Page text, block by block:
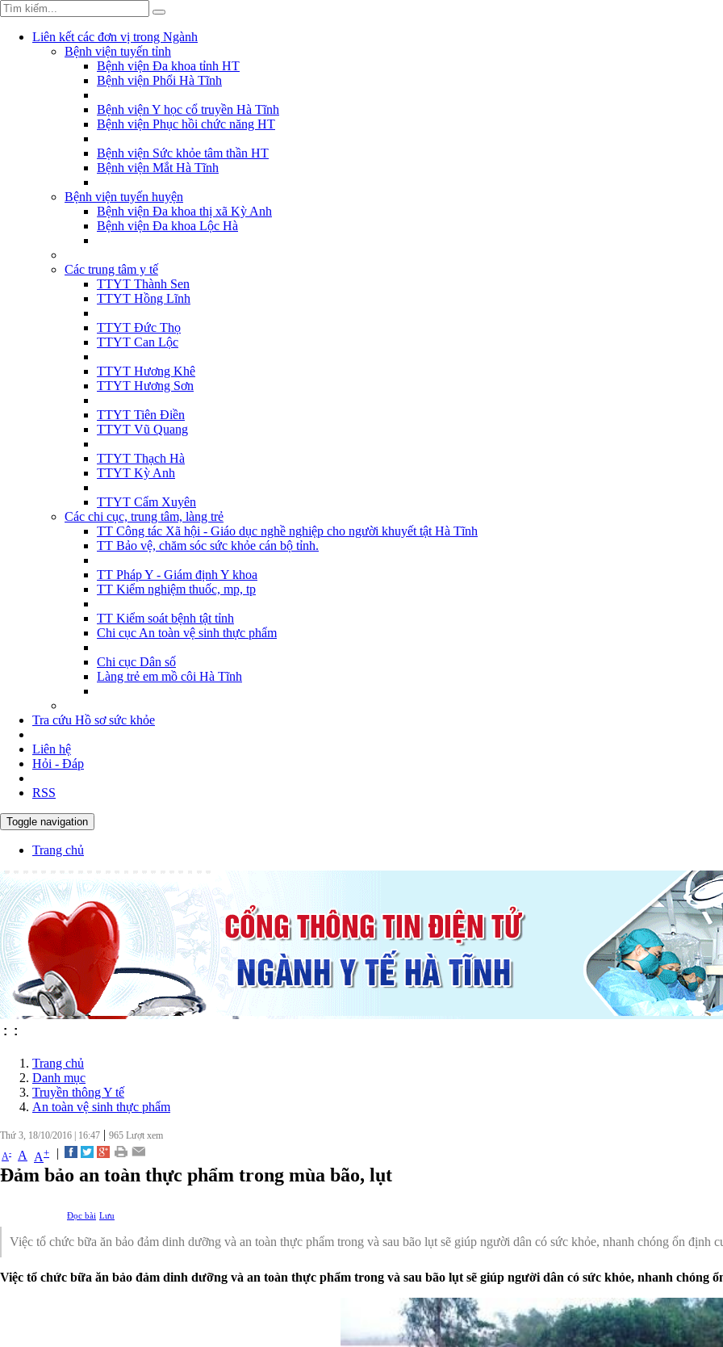
Liên kết các đơn vị trong Ngành
Bệnh viện tuyến tỉnh
Bệnh viện Đa khoa tỉnh HT
Bệnh viện Phổi Hà Tĩnh
Bệnh viện Y học cổ truyền Hà Tĩnh
Bệnh viện Phục hồi chức năng HT
Bệnh viện Sức khỏe tâm thần HT
Bệnh viện Mắt Hà Tĩnh
Bệnh viện tuyến huyện
Bệnh viện Đa khoa thị xã Kỳ Anh
Bệnh viện Đa khoa Lộc Hà
Các trung tâm y tế
TTYT Thành Sen
TTYT Hồng Lĩnh
TTYT Đức Thọ
TTYT Can Lộc
TTYT Hương Khê
TTYT Hương Sơn
TTYT Tiên Điền
TTYT Vũ Quang
TTYT Thạch Hà
TTYT Kỳ Anh
TTYT Cẩm Xuyên
Các chi cục, trung tâm, làng trẻ
TT Công tác Xã hội - Giáo dục nghề nghiệp cho người khuyết tật Hà Tĩnh
TT Bảo vệ, chăm sóc sức khỏe cán bộ tỉnh.
TT Pháp Y - Giám định Y khoa
TT Kiểm nghiệm thuốc, mp, tp
TT Kiểm soát bệnh tật tỉnh
Chi cục An toàn vệ sinh thực phẩm
Chi cục Dân số
Làng trẻ em mồ côi Hà Tĩnh
Tra cứu Hồ sơ sức khỏe
Liên hệ
Hỏi - Đáp
RSS
Toggle navigation
Trang chủ
: :
Trang chủ
Danh mục
Truyền thông Y tế
An toàn vệ sinh thực phẩm
Thứ 3, 18/10/2016 16:47 | 965 Lượt xem
A- A A+ |
Đảm bảo an toàn thực phẩm trong mùa bão, lụt
Đọc bài Lưu
Việc tổ chức bữa ăn bảo đảm dinh dưỡng và an toàn thực phẩm trong và sau bão lụt sẽ giúp người dân có sức khỏe, nhanh chóng ổn định
Việc tổ chức bữa ăn bảo đảm dinh dưỡng và an toàn thực phẩm trong và sau bão lụt sẽ giúp người dân có sức khỏe, nhanh chóng